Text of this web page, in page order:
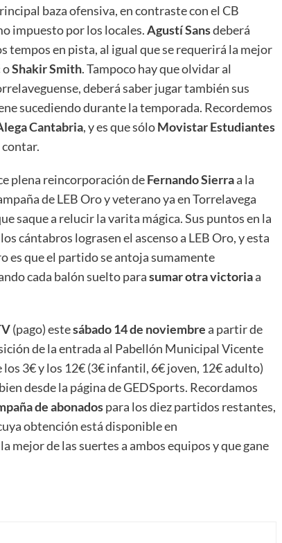
baza ofensiva, en contraste con el CB
impuesto por los locales.Agustí Sansdeberá
tempos en pista, al igual que se requerirá la mejor
oShakir Smith. Tampoco hay que olvidar al
deberá saber jugar también sus
sucediendo durante la temporada. Recordemos
Cantabria, y es que sóloMovistar Estudiantes
plena reincorporación deFernando Sierraa la
de LEB Oro y veterano ya en Torrelavega
saque a relucir la varita mágica. Sus puntos en la
cántabros lograsen el ascenso a LEB Oro, y esta
es que el partido se antoja sumamente
cada balón suelto parasumar otra victoriaa
(pago) estesábado 14 de noviembrea partir de
de la entrada al Pabellón Municipal Vicente
3€ y los 12€ (3€ infantil, 6€ joven, 12€ adulto)
desde la página de GEDSports. Recordamos
de abonadospara los diez partidos restantes,
obtención está disponible en
mejor de las suertes a ambos equipos y que gane